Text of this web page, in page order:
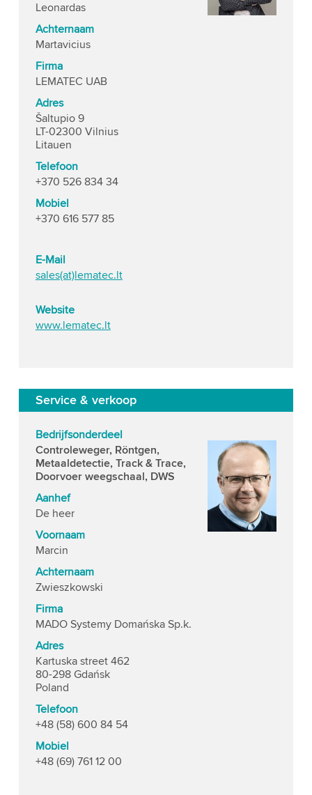
Leonardas
Achternaam
Martavicius
Firma
LEMATEC UAB
Adres
Šaltupio 9
LT-02300 Vilnius
Litauen
Telefoon
+370 526 834 34
Mobiel
+370 616 577 85
E-Mail
sales(at)lematec.lt
Website
www.lematec.lt
Service & verkoop
Bedrijfsonderdeel
Controleweger, Röntgen,
Metaaldetectie, Track & Trace,
Doorvoer weegschaal, DWS
Aanhef
De heer
Voornaam
Marcin
Achternaam
Zwieszkowski
Firma
MADO Systemy Domańska Sp.k.
Adres
Kartuska street 462
80-298 Gdańsk
Poland
Telefoon
+48 (58) 600 84 54
Mobiel
+48 (69) 761 12 00